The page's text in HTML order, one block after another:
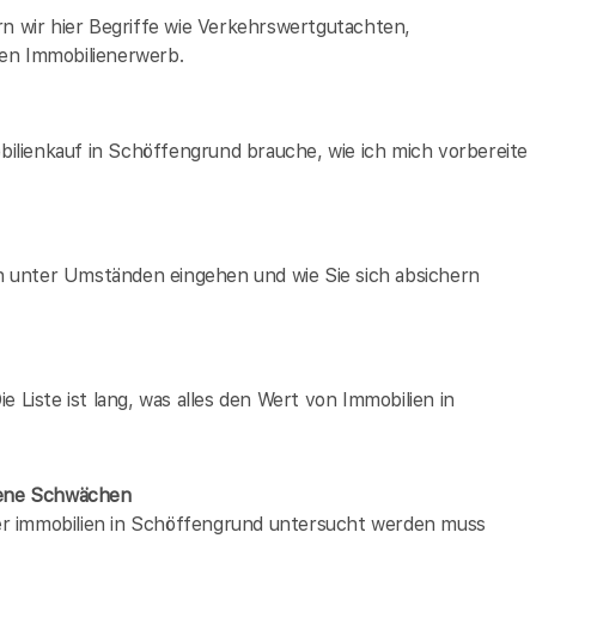
wir hier Begriffe wie Verkehrswertgutachten,
Immobilienerwerb.
in Schöffengrund brauche, wie ich mich vorbereite
Umständen eingehen und wie Sie sich absichern
Liste ist lang, was alles den Wert von Immobilien in
Schwächen
immobilien in Schöffengrund untersucht werden muss